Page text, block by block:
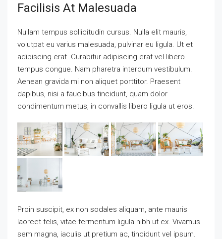
Facilisis At Malesuada
Nullam tempus sollicitudin cursus. Nulla elit mauris,
volutpat eu varius malesuada, pulvinar eu ligula. Ut et
adipiscing erat. Curabitur adipiscing erat vel libero
tempus congue. Nam pharetra interdum vestibulum.
Aenean gravida mi non aliquet porttitor. Praesent
dapibus, nisi a faucibus tincidunt, quam dolor
condimentum metus, in convallis libero ligula ut eros.
Proin suscipit, ex non sodales aliquam, ante mauris
laoreet felis, vitae fermentum ligula nibh ut ex. Vivamus
sem magna, iaculis ut pretium ac, tincidunt vel ipsum.